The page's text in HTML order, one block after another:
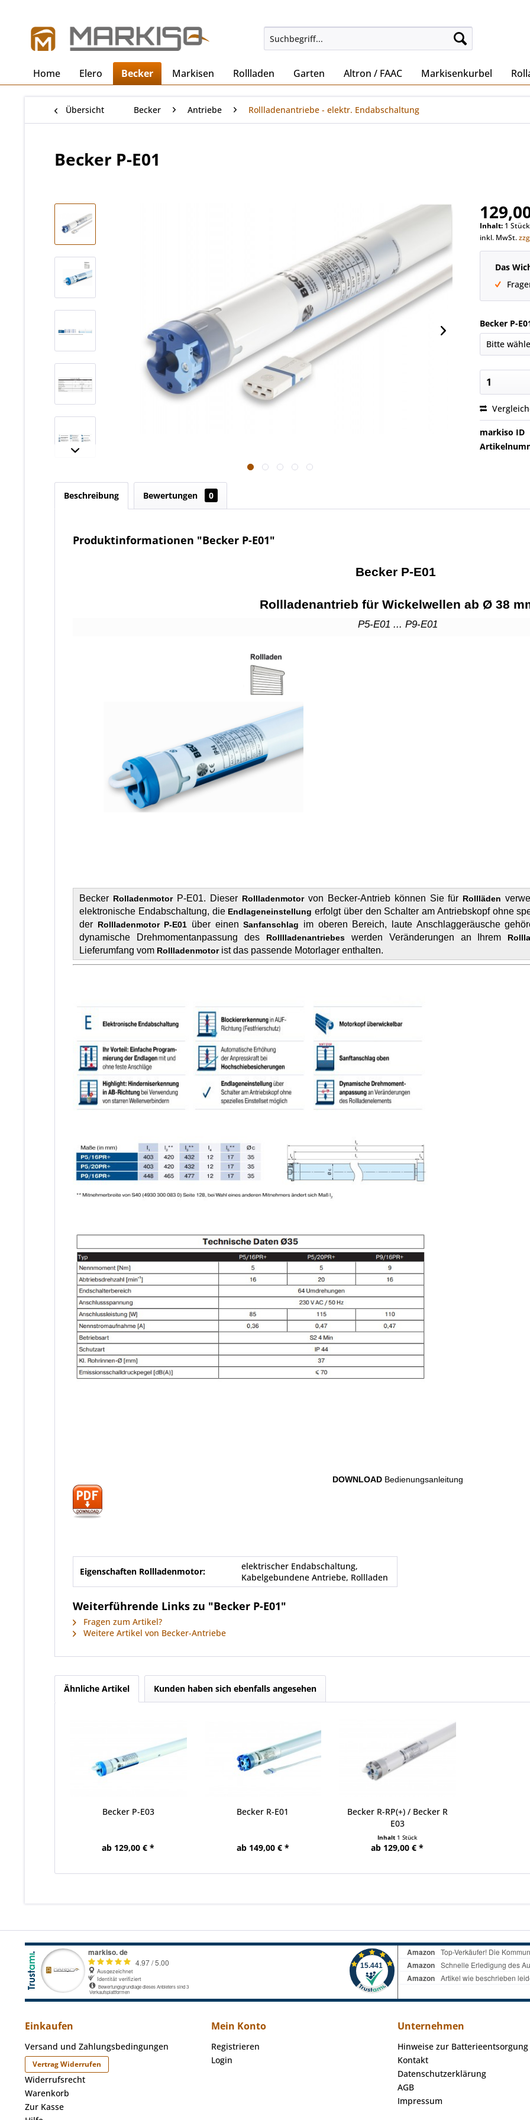
Home Elero Becker Markisen Rollladen Garten Altron / FAAC Markisenkurbel
Übersicht Becker Antriebe Rollladenantriebe - elektr. Endabschaltung
Becker P-E01
Inhalt: 1 Stück
inkl. MwSt.
Das
Becker P-
markiso ID
Beschreibung Bewertungen 0
Produktinformationen "Becker P-E01"
Becker P-E01
Rollladenantrieb für Wickelwellen ab Ø 38
P5-E01 ... P9-E01
Becker Rolladenmotor P-E01. Dieser Rollladenmotor von Becker-Antrieb können Sie für Rollläden
elektronische Endabschaltung, die Endlageneinstellung erfolgt über den Schalter am Antriebskopf ohne
der Rollladenmotor P-E01 über einenSanfanschlag im oberen Bereich, laute Anschlaggeräusche
dynamische Drehmomentanpassung des
Rolllladenantriebes werden Veränderungen an Ihrem
Lieferumfang vom Rollladenmotor ist das passende Motorlager enthalten.
DOWNLOAD Bedienungsanleitung
Eigenschaften Rollladenmotor:
elektrischer Endabschaltung,
Kabelgebundene Antriebe, Rollladen
Weiterführende Links zu "Becker P-E01"
Fragen zum Artikel?
Weitere Artikel von Becker-Antriebe
Ähnliche Artikel Kunden haben sich ebenfalls angesehen
Becker P-E03
ab 129,00 € *
Becker R-E01
ab 149,00 € *
Becker R-RP(+) / Becker R
E03
Inhalt 1 Stück
ab 129,00 € *
Einkaufen
Versand und Zahlungsbedingungen
Vertrag Widerrufen
Widerrufsrecht
Warenkorb
Zur Kasse
Mein Konto
Registrieren
Login
Unternehmen
Hinweise zur Batterieentsorgung
Kontakt
Datenschutzerklärung
AGB
Impressum